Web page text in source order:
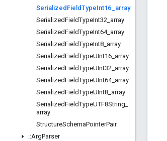
Serialized FieldTypeInt16 array
SerializedFieldTypeInt32 array
SerializedFieldTypeInt64_ array
SerializedFieldTypeInt8 array
SerializedFieldTypeUInt16 array
SerializedFieldTypeUInt32 array
SerializedFieldTypeUInt64_ array
SerializedFieldTypeUInt8 array
SerializedFieldTypeUTF8String
array
StructureSchemaPointerPair
::ArgParser